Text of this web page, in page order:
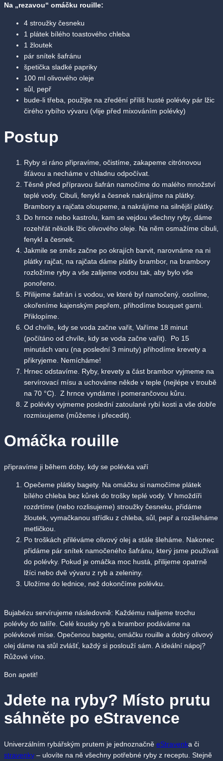
Na „rezavou“ omáčku rouille:
4 stroužky česneku
1 plátek bílého toastového chleba
1 žloutek
pár snítek šafránu
špetička sladké papriky
100 ml olivového oleje
sůl, pepř
bude-li třeba, použijte na zředění příliš husté polévky pár lžic
čirého rybího vývaru (vlije před mixováním polévky)
Postup
Ryby si ráno připravíme, očistíme, zakapeme citrónovou
šťávou a necháme v chladnu odpočívat.
Těsně před přípravou šafrán namočíme do malého množství
teplé vody. Cibuli, fenykl a česnek nakrájíme na plátky.
Brambory a rajčata oloupeme, a nakrájíme na silnější plátky.
Do hrnce nebo kastrolu, kam se vejdou všechny ryby, dáme
rozehřát několik lžic olivového oleje. Na něm osmažíme cibuli,
fenykl a česnek.
Jakmile se směs začne po okrajích barvit, narovnáme na ni
plátky rajčat, na rajčata dáme plátky brambor, na brambory
rozložíme ryby a vše zalijeme vodou tak, aby bylo vše
ponořeno.
Přilijeme šafrán i s vodou, ve které byl namočený, osolíme,
okořeníme kajenským pepřem, přihodíme bouquet garni.
Přiklopíme.
Od chvíle, kdy se voda začne vařit, Vaříme 18 minut
(počítáno od chvíle, kdy se voda začne vařit). Po 15
minutách varu (na poslední 3 minuty) přihodíme krevety a
přikryjeme. Nemícháme!
Hrnec odstavíme. Ryby, krevety a část brambor vyjmeme na
servírovací mísu a uchováme někde v teple (nejlépe v troubě
na 70 °C). Z hrnce vyndáme i pomerančovou kůru.
Z polévky vyjmeme poslední zatoulané rybí kosti a vše dobře
rozmixujeme (můžeme i přecedit).
Omáčka rouille
připravíme ji během doby, kdy se polévka vaří
Opečeme plátky bagety. Na omáčku si namočíme plátek
bílého chleba bez kůrek do trošky teplé vody. V hmoždíři
rozdrtíme (nebo rozlisujeme) stroužky česneku, přidáme
žloutek, vymačkanou střídku z chleba, sůl, pepř a rozšleháme
metličkou.
Po troškách přiléváme olivový olej a stále šleháme. Nakonec
přidáme pár snítek namočeného šafránu, který jsme používali
do polévky. Pokud je omáčka moc hustá, přilijeme opatrně
lžíci nebo dvě vývaru z ryb a zeleniny.
Uložíme do lednice, než dokončíme polévku.
Bujabézu servírujeme následovně: Každému nalijeme trochu
polévky do talíře. Celé kousky ryb a brambor podáváme na
polévkové míse. Opečenou bagetu, omáčku rouille a dobrý olivový
olej dáme na stůl zvlášť, každý si poslouží sám. A ideální nápoj?
Růžové víno.
Bon apetit!
Jdete na ryby? Místo prutu
sáhněte po eStravence
Univerzálním rybářským prutem je jednoznačně eStravenka či
stravenky – ulovíte na ně všechny potřebné ryby z receptu. Stejně